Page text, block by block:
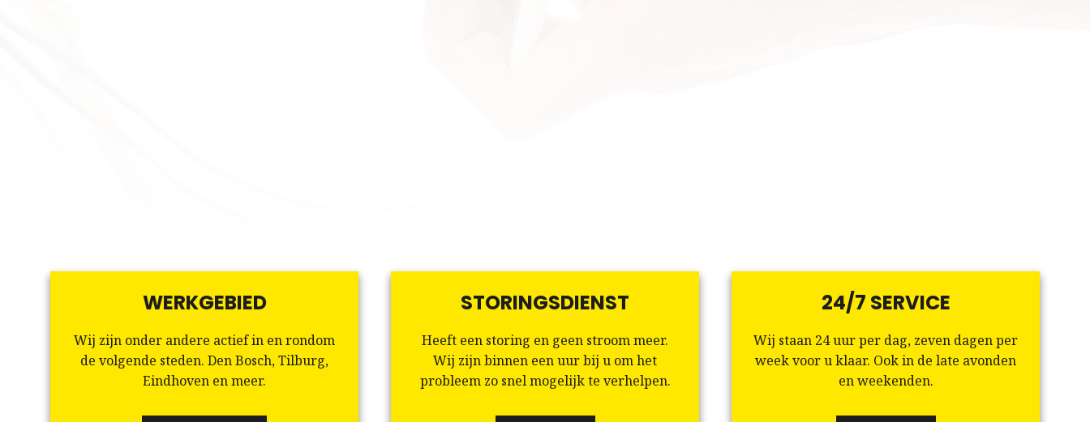
WERKGEBIED
Wij zijn onder andere actief in en rondom
de volgende steden. Den Bosch, Tilburg,
Eindhoven en meer.
STORINGSDIENST
Heeft een storing en geen stroom meer.
Wij zijn binnen een uur bij u om het
probleem zo snel mogelijk te verhelpen.
24/7 SERVICE
Wij staan 24 uur per dag, zeven dagen per
week voor u klaar. Ook in de late avonden
en weekenden.